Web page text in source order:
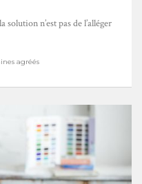
n’est pas de l’alléger
agréés